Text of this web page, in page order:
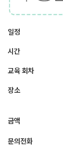
일정
시간
교육 회차
장소
금액
문의전화